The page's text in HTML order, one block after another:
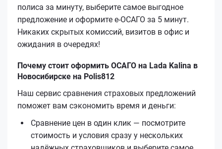
полиса за минуту, выберите самое выгодное
предложение и оформите е‑ОСАГО за 5 минут.
Никаких скрытых комиссий, визитов в офис и
ожидания в очередях!
Почему стоит оформить ОСАГО на Lada Kalina в
Новосибирске на Polis812
Наш сервис сравнения страховых предложений
поможет вам сэкономить время и деньги:
Сравнение цен в один клик — посмотрите
стоимость и условия сразу у нескольких